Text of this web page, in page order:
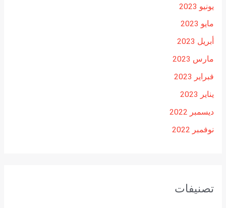
يونيو 2023
مايو 2023
أبريل 2023
مارس 2023
فبراير 2023
يناير 2023
ديسمبر 2022
نوفمبر 2022
تصنيفات